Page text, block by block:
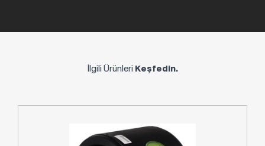
İlgili Ürünleri Keşfedin.